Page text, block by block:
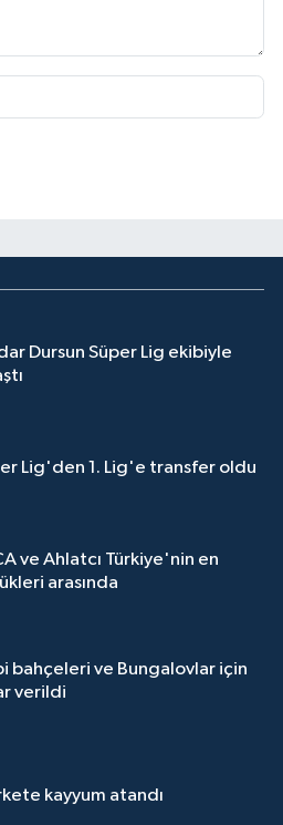
Dursun Süper Lig ekibiyle
Lig'den 1. Lig'e transfer oldu
ve Ahlatcı Türkiye'nin en
arasında
bahçeleri ve Bungalovlar için
verildi
kayyum atandı